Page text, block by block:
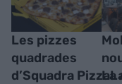
Les pizzes
quadrades
d’Squadra
La